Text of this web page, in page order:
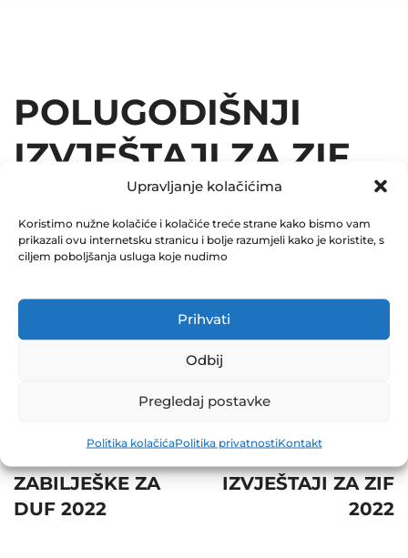
Upravljanje kolačićima
Koristimo nužne kolačiće i kolačiće treće strane kako bismo vam
prikazali ovu internetsku stranicu i bolje razumjeli kako je koristite, s
ciljem poboljšanja usluga koje nudimo
Prihvati
Odbij
Pregledaj postavke
Politika kolačićaPolitika privatnostiKontakt
POLUGODIŠNJI
IZVJEŠTAJI ZA ZIF
September 12, 2022
0 Comments
Share
navigation
ZABILJEŠKE ZA
DUF 2022
IZVJEŠTAJI ZA ZIF
2022